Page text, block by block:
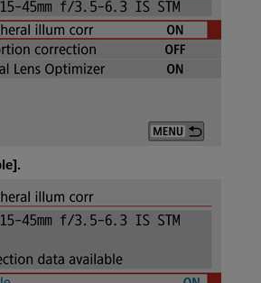
].